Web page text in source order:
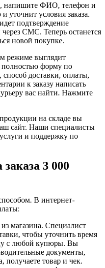
напишите ФИО, телефон и
уточнит условия заказа.
подтверждение
СМС. Теперь останется
новой покупке.
режиме выглядит
полностью форму по
способ доставки, оплаты,
к заказу написать
вас найти. Нажмите
на складе вы
сайт. Наши специалисты
и поддержку по
3 000
В интернет-
магазина. Специалист
чтобы уточнить время
с любой купюры. Вы
документы,
получаете товар и чек.